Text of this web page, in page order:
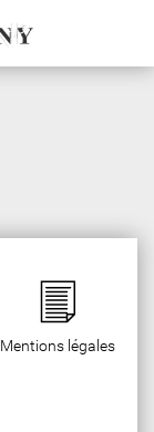
Mentions légales